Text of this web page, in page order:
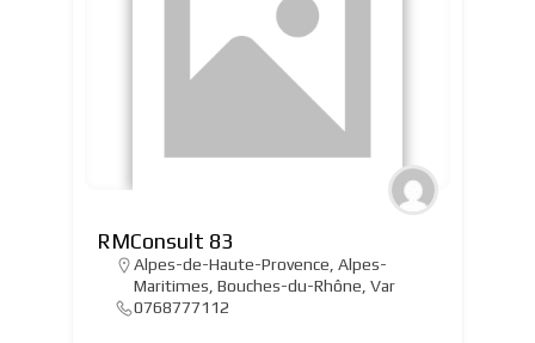
RMConsult 83
Alpes-de-Haute-Provence Alpes-
Maritimes Bouches-du-Rhône Var
0768777112